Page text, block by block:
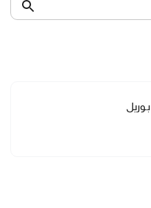
بوريل